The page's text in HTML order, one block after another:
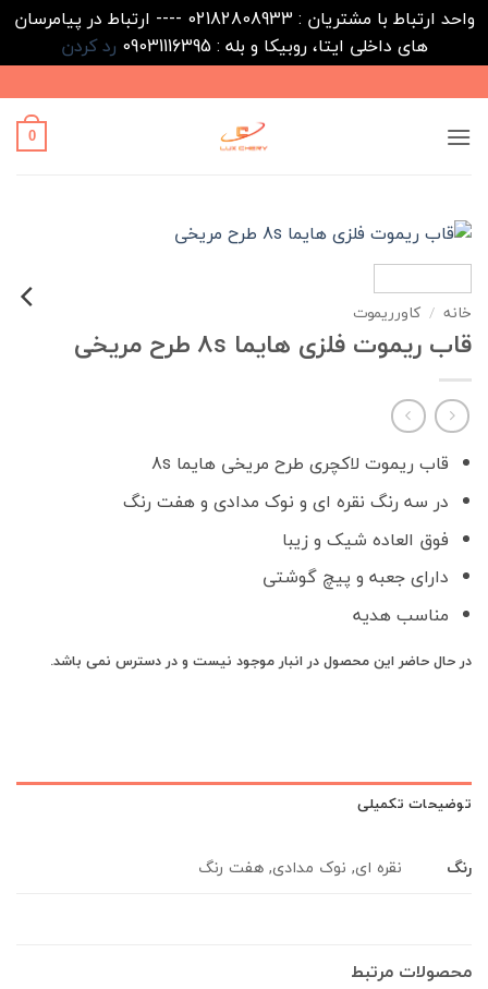
واحد ارتباط با مشتریان : 02182808933 ---- ارتباط در پیامرسان
های داخلی ایتا، روبیکا و بله : 09031116395
رد کردن
to
content
0
خانه / کاورریموت
قاب ریموت فلزی هایما 8s طرح مریخی
قاب ریموت لاکچری طرح مریخی هایما 8s
در سه رنگ نقره ای و نوک مدادی و هفت رنگ
فوق العاده شیک و زیبا
دارای جعبه و پیچ گوشتی
مناسب هدیه
در حال حاضر این محصول در انبار موجود نیست و در دسترس نمی باشد.
توضیحات تکمیلی
رنگ نقره ای, نوک مدادی, هفت رنگ
محصولات مرتبط